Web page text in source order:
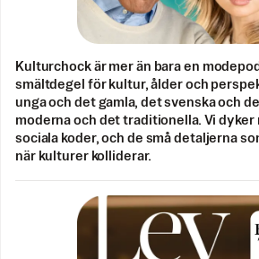
Kulturchock är mer än bara en
smältdegel för kultur, ålder och
unga och det gamla, det svenska och
moderna och det traditionella. Vi dyker
sociala koder, och de små detaljerna
när kulturer kolliderar.